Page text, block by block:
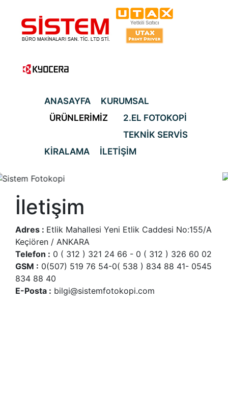
ANASAYFA
KURUMSAL
ÜRÜNLERİMİZ
2.EL FOTOKOPİ
TEKNİK SERVİS
KİRALAMA
İLETİŞİM
İletişim
Adres : Etlik Mahallesi Yeni Etlik Caddesi No:155/A
Keçiören / ANKARA
Telefon : 0 ( 312 ) 321 24 66 - 0 ( 312 ) 326 60 02
GSM : 0(507) 519 76 54-0( 538 ) 834 88 41- 0545
834 88 40
E-Posta : bilgi@sistemfotokopi.com